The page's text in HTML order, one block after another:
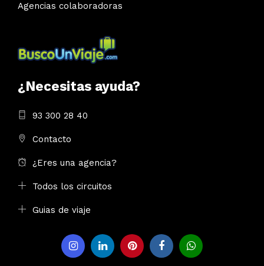
Agencias colaboradoras
¿Necesitas ayuda?
93 300 28 40
Contacto
¿Eres una agencia?
Todos los circuitos
Guias de viaje